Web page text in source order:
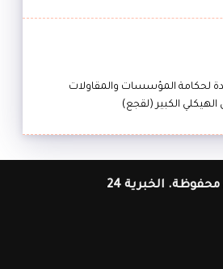
لحكامة المؤسسات والمقاولات
الكبير (لقجع)